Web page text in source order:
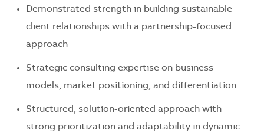
Demonstrated strength in building sustainable
client relationships with a partnership-focused
approach
Strategic consulting expertise on business
models, market positioning, and differentiation
Structured, solution-oriented approach with
strong prioritization and adaptability in dynamic